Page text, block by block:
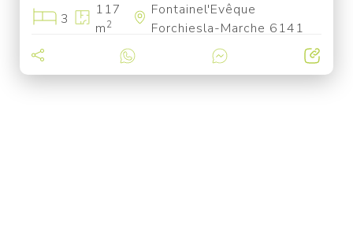
3
117
m2
Fontainel'Evêque
Forchiesla-Marche 6141